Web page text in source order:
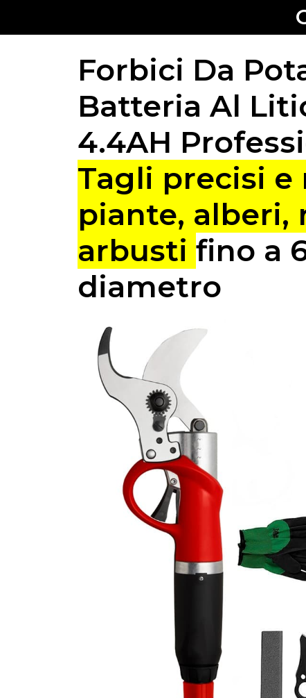
Forbici Da
Batteria Al
4.4AH
Tagli precisi e
piante, alberi,
arbusti fino a
diametro